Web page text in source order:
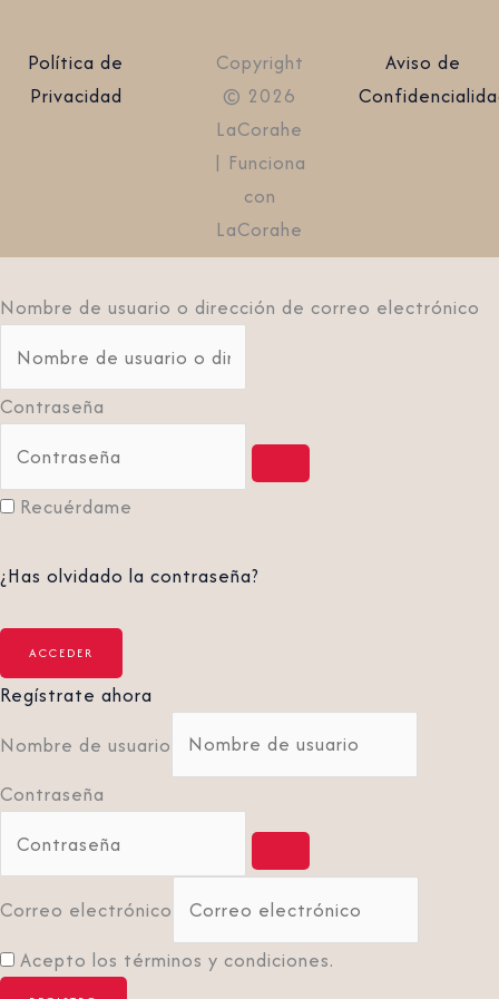
Política de
Privacidad
Copyright
© 2026
LaCorahe
| Funciona
con
LaCorahe
Aviso de
Nombre de usuario o dirección de correo electrónico
Contraseña
Recuérdame
¿Has olvidado la contraseña?
Regístrate ahora
Nombre de usuario
Contraseña
Correo electrónico
Acepto los términos y condiciones.